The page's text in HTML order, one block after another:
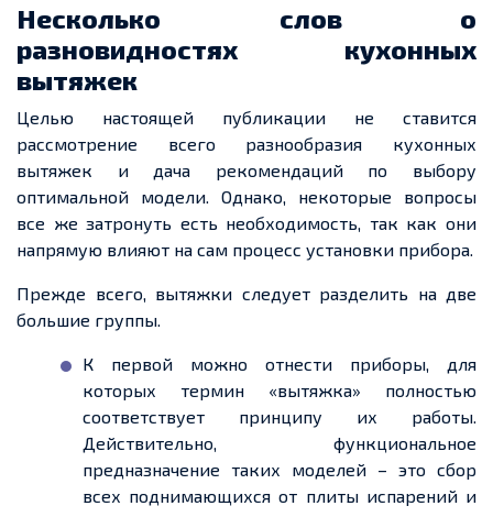
Несколько слов о
разновидностях кухонных
вытяжек
Целью настоящей публикации не ставится
рассмотрение всего разнообразия кухонных
вытяжек и дача рекомендаций по выбору
оптимальной модели. Однако, некоторые вопросы
все же затронуть есть необходимость, так как они
напрямую влияют на сам процесс установки прибора.
Прежде всего, вытяжки следует разделить на две
большие группы.
К первой можно отнести приборы, для
которых термин «вытяжка» полностью
соответствует принципу их работы.
Действительно, функциональное
предназначение таких моделей – это сбор
всех поднимающихся от плиты испарений и